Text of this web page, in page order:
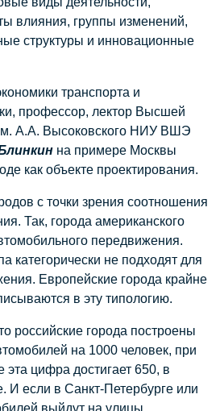
влияния, группы изменений,
структуры и инновационные
транспорта и
профессор, лектор Высшей
А.А. Высоковского НИУ ВШЭ
на примере Москвы
как объекте проектирования.
с точки зрения соотношения
Так, города американского
передвижения.
категорически не подходят для
Европейские города крайне
в эту типологию.
российские города построены
на 1000 человек, при
эта цифра достигает 650, в
И если в Санкт-Петербурге или
выйдут на улицы